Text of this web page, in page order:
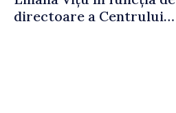
directoare a Centrului